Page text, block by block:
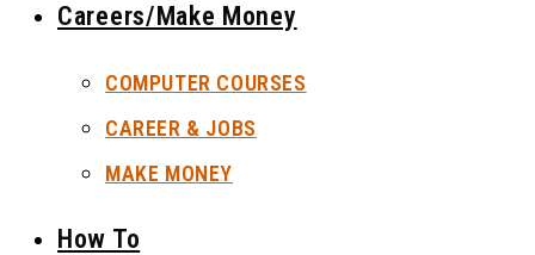
Careers/Make Money
COMPUTER COURSES
CAREER & JOBS
MAKE MONEY
How To